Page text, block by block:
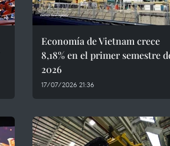
Economía de Vietnam crece
8,18% en el primer semestre
2026
17/07/2026 21:36